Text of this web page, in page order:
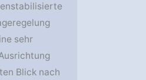
sehr
Blick nach